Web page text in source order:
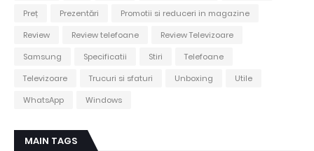
Preț
Prezentări
Promotii si reduceri in magazine
Review
Review telefoane
Review Televizoare
Samsung
Specificatii Stiri
Telefoane
Televizoare
Trucuri si sfaturi Unboxing
Utile
WhatsApp
Windows
MAIN TAGS